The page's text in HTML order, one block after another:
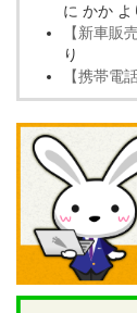
に かか よ
【新車販
り
【携帯電